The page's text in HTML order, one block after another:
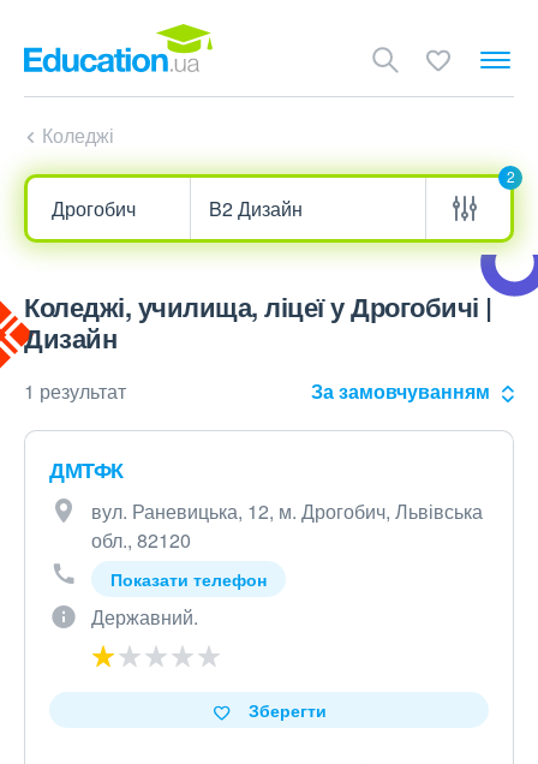
Коледжі
2
Коледжі, училища, ліцеї у Дрогобичі |
Дизайн
1 результат За замовчуванням
ДМТФК
вул. Раневицька, 12, м. Дрогобич, Львівська
обл., 82120
Показати телефон
Державний.
Зберегти